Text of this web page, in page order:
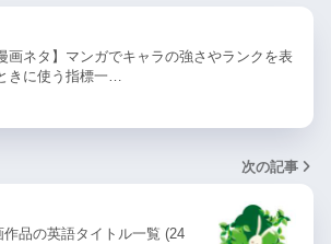
画ネタ】マンガでキャラの強さやランクを表
きに使う指標一…
次の記事
品の英語タイトル一覧 (24